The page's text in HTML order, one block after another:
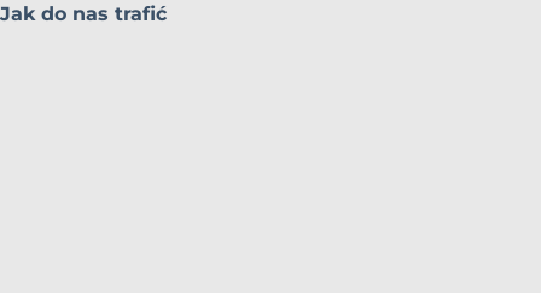
Jak do nas trafić